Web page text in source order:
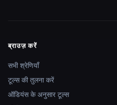
Site navigation
ब्राउज़ करें
सभी श्रेणियाँ
टूल्स की तुलना करें
ऑडियंस के अनुसार टूल्स